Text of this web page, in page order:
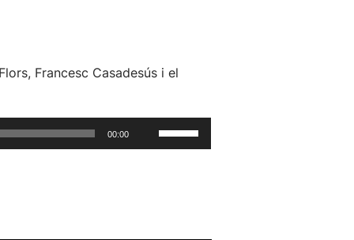
Francesc Casadesús i el
00:00
servir